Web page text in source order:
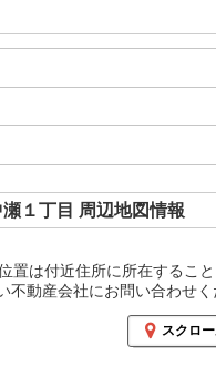
１丁目 周辺地図情報
は付近住所に所在するこ
動産会社にお問い合わせく
スクロ